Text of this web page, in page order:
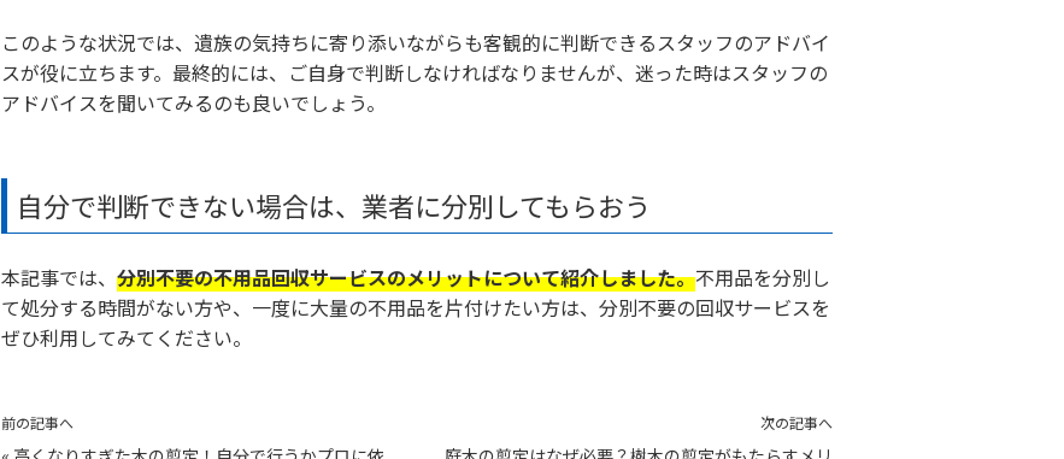
このような状況では、遺族の気持ちに寄り添いながらも客観的に判断できるスタッフのアドバイ
スが役に立ちます。最終的には、ご自身で判断しなければなりませんが、迷った時はスタッフの
アドバイスを聞いてみるのも良いでしょう。
自分で判断できない場合は、業者に分別してもらおう
本記事では、 分別不要の不用品回収サービスのメリットについて紹介しました。不用品を分別し
て処分する時間がない方や、一度に大量の不用品を片付けたい方は、分別不要の回収サービスを
ぜひ利用してみてください。
前の記事へ 次の記事へ